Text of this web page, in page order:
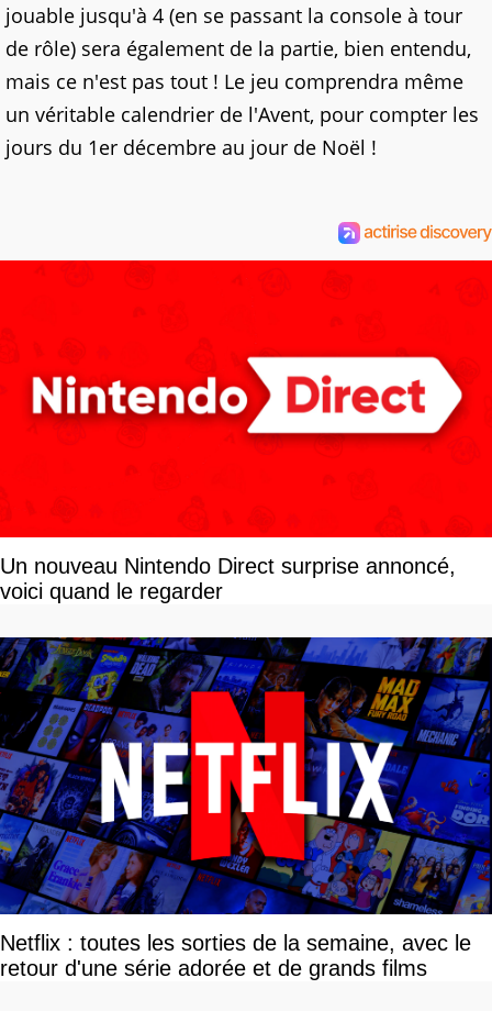
jouable jusqu'à 4 (en se passant la console à tour
de rôle) sera également de la partie, bien entendu,
mais ce n'est pas tout ! Le jeu comprendra même
un véritable calendrier de l'Avent, pour compter les
jours du 1er décembre au jour de Noël !
Un nouveau Nintendo Direct surprise annoncé,
voici quand le regarder
Netflix : toutes les sorties de la semaine, avec le
retour d'une série adorée et de grands films